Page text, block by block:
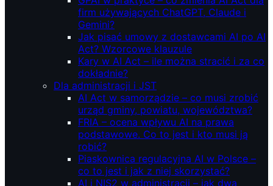
firm używających ChatGPT, Claude i
Gemini?
Jak pisać umowy z dostawcami AI po AI
Act? Wzorcowe klauzule
Kary w AI Act – ile można stracić i za co
dokładnie?
Dla administracji i JST
AI Act w samorządzie – co musi zrobić
urząd gminy, powiatu, województwa?
FRIA – ocena wpływu AI na prawa
podstawowe. Co to jest i kto musi ją
robić?
Piaskownica regulacyjna AI w Polsce –
co to jest i jak z niej skorzystać?
AI i NIS2 w administracji – jak dwa